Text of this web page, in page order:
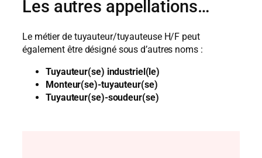
Les autres appellations…
Le métier de tuyauteur/tuyauteuse H/F peut
également être désigné sous d’autres noms :
Tuyauteur(se) industriel(le)
Monteur(se)-tuyauteur(se)
Tuyauteur(se)-soudeur(se)